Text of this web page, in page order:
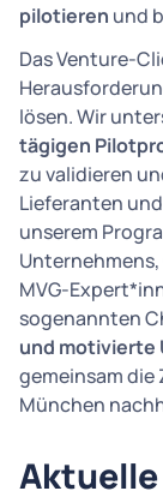
pilotieren und
Das Venture-
lösen. Wir
tägigen
zu validieren
Lieferanten
unserem
MVG-
sogenannten
und motivierte
gemeinsam
München